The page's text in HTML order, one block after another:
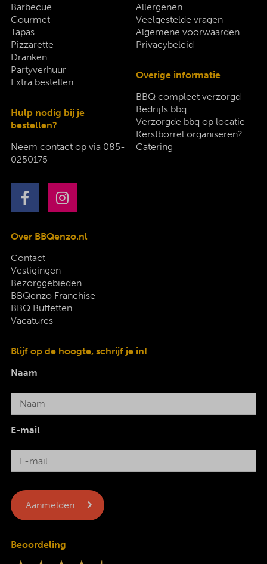
Barbecue
Gourmet
Tapas
Pizzarette
Dranken
Partyverhuur
Extra bestellen
Hulp nodig bij je
bestellen?
Neem contact op via 085-
0250175
Allergenen
Veelgestelde vragen
Algemene voorwaarden
Privacybeleid
Overige informatie
BBQ compleet verzorgd
Bedrijfs bbq
Verzorgde bbq op locatie
Kerstborrel organiseren?
Catering
Over BBQenzo.nl
Contact
Vestigingen
Bezorggebieden
BBQenzo Franchise
BBQ Buffetten
Vacatures
Blijf op de hoogte, schrijf je in!
Naam
E-mail
Beoordeling